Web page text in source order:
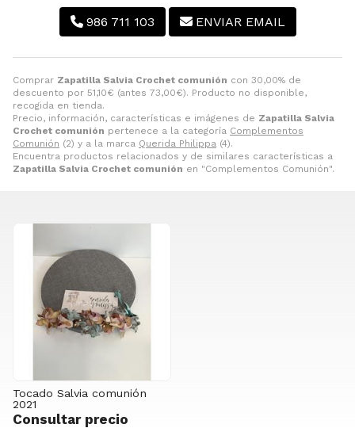
Comprar Zapatilla Salvia Crochet comunión con 30,00% de
descuento por 51,10€ (antes 73,00€). Producto no disponible,
recogida en tienda.
Precio, información, características e imágenes de Zapatilla Salvia
Crochet comunión pertenece a la categoría Complementos
Comunión (2) y a la marca Querida Philippa (4).
Encuentra productos relacionados y de similares características a
Zapatilla Salvia Crochet comunión en "Complementos Comunión".
986 711 103 ENVIAR EMAIL
Tocado Salvia comunión
2021
Consultar precio